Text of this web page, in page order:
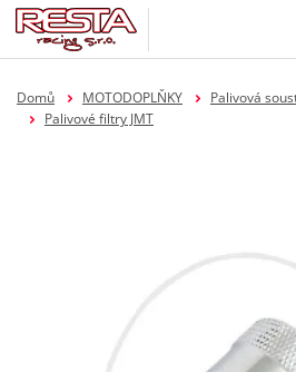
Domů MOTODOPLŇKY Palivová
Palivové filtry JMT